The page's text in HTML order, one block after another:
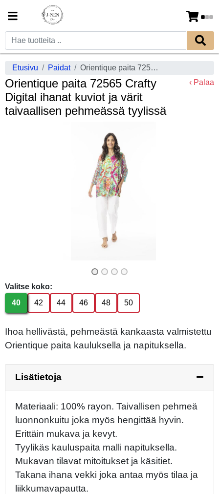
Etusivu Paidat Orientique paita 72565 Crafty Digital ihanat kuviot ja värit taivaallisen pehmeässä tyylissä
Orientique paita 72565 Crafty
Digital ihanat kuviot ja värit
taivaallisen pehmeässä tyylissä
‹ Palaa
Valitse koko:
40
42 44 46 48 50
Ihoa hellivästä, pehmeästä kankaasta valmistettu
Orientique paita kauluksella ja napituksella.
Lisätietoja
Materiaali: 100% rayon. Taivallisen pehmeä
luonnonkuitu joka myös hengittää hyvin.
Erittäin mukava ja kevyt.
Tyylikäs kauluspaita malli napituksella.
Mukavan tilavat mitoitukset ja käsitiet.
Takana ihana vekki joka antaa myös tilaa ja
liikkumavapautta.